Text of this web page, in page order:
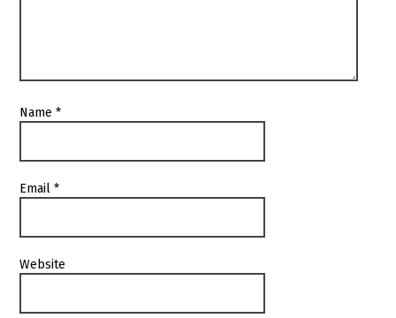
Name*
Email*
Website